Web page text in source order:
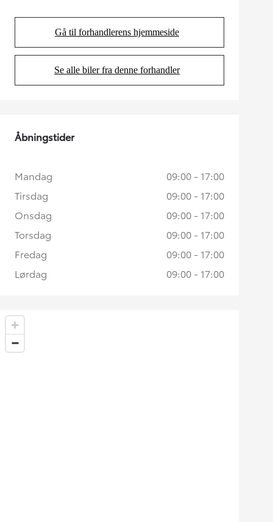
Gå til forhandlerens hjemmeside
(Opens in new tab)
Se alle biler fra denne forhandler
(Opens in new tab)
Åbningstider
Mandag
09:00 - 17:00
Tirsdag
09:00 - 17:00
Onsdag
09:00 - 17:00
Torsdag
09:00 - 17:00
Fredag
09:00 - 17:00
Lørdag
09:00 - 17:00